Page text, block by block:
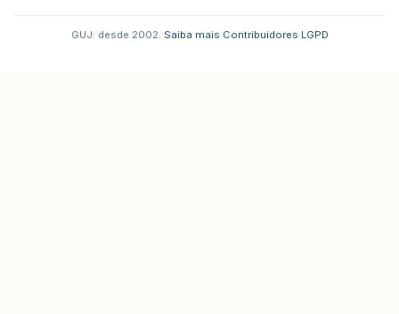
GUJ: desde 2002. Saiba mais Contribuidores LGPD